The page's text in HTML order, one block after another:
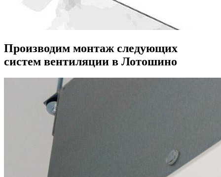
Производим монтаж следующих
систем вентиляции в Лотошино